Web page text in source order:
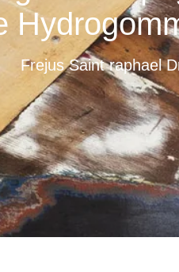
Frejus Saint raphael